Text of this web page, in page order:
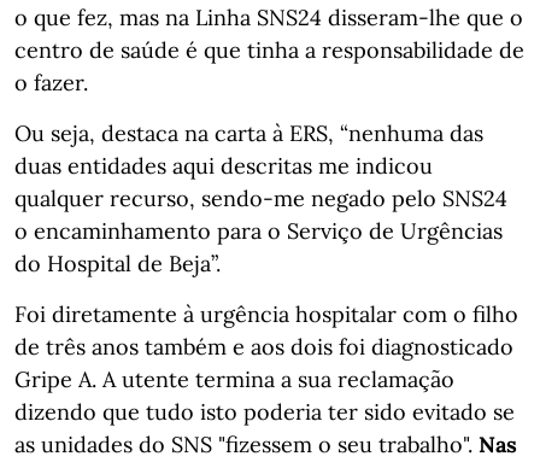
o que fez, mas na Linha SNS24 disseram-lhe que o
centro de saúde é que tinha a responsabilidade de
o fazer.
Ou seja, destaca na carta à ERS, “nenhuma das
duas entidades aqui descritas me indicou
qualquer recurso, sendo-me negado pelo SNS24
o encaminhamento para o Serviço de Urgências
do Hospital de Beja”.
Foi diretamente à urgência hospitalar com o filho
de três anos também e aos dois foi diagnosticado
Gripe A. A utente termina a sua reclamação
dizendo que tudo isto poderia ter sido evitado se
as unidades do SNS "fizessem o seu trabalho". Nas